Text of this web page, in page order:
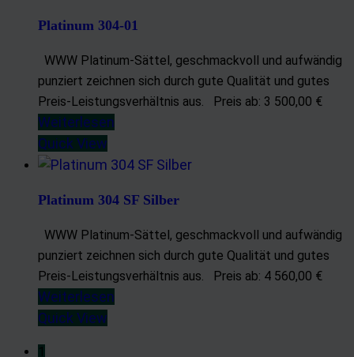
Platinum 304-01
WWW Platinum-Sättel, geschmackvoll und aufwändig
punziert zeichnen sich durch gute Qualität und gutes
Preis-Leistungsverhältnis aus. Preis ab: 3 500,00 €
Weiterlesen
Quick View
Platinum 304 SF Silber
WWW Platinum-Sättel, geschmackvoll und aufwändig
punziert zeichnen sich durch gute Qualität und gutes
Preis-Leistungsverhältnis aus. Preis ab: 4 560,00 €
Weiterlesen
Quick View